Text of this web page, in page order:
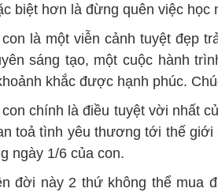
biệt hơn là đừng quên việc học
là một viễn cảnh tuyệt đẹp
sáng tạo, một cuộc hành
khắc được hạnh phúc.
chính là điều tuyệt vời nhất
toả tình yêu thương tới thế giới
ngày 1/6 của con.
đời này 2 thứ không thể mua